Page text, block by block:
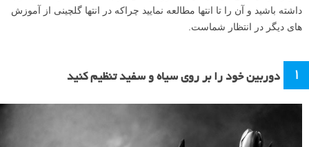
داشته باشید و آن را تا انتها مطالعه نمایید چراکه در انتها گلچینی از آموزش
های دیگر در انتظار شماست.
۱ دوربین خود را بر روی سیاه و سفید تنظیم کنید